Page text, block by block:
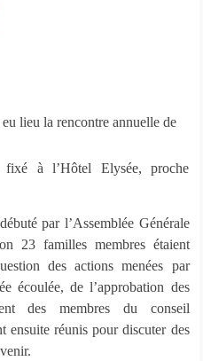
lieu la rencontre annuelle de
à l’Hôtel Elysée, proche
par l’Assemblée Générale
23 familles membres étaient
des actions menées par
écoulée, de l’approbation des
des membres du conseil
ensuite réunis pour discuter des